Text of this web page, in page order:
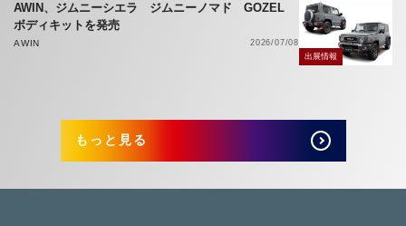
AWIN、ジムニーシエラ ジムニーノマド GOZEL
ボディキットを発売
AWIN
2026/07/08
出展情報
もっと見る